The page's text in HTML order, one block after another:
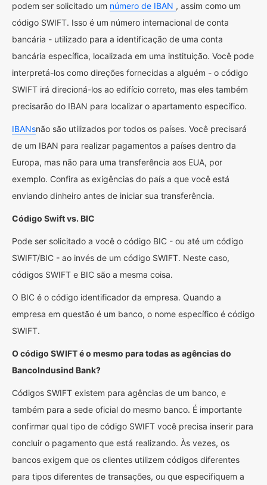
podem ser solicitado um número de IBAN , assim como um
código SWIFT. Isso é um número internacional de conta
bancária - utilizado para a identificação de uma conta
bancária específica, localizada em uma instituição. Você pode
interpretá-los como direções fornecidas a alguém - o código
SWIFT irá direcioná-los ao edifício correto, mas eles também
precisarão do IBAN para localizar o apartamento específico.
IBANsnão são utilizados por todos os países. Você precisará
de um IBAN para realizar pagamentos a países dentro da
Europa, mas não para uma transferência aos EUA, por
exemplo. Confira as exigências do país a que você está
enviando dinheiro antes de iniciar sua transferência.
Código Swift vs. BIC
Pode ser solicitado a você o código BIC - ou até um código
SWIFT/BIC - ao invés de um código SWIFT. Neste caso,
códigos SWIFT e BIC são a mesma coisa.
O BIC é o código identificador da empresa. Quando a
empresa em questão é um banco, o nome específico é código
SWIFT.
O código SWIFT é o mesmo para todas as agências do
BancoIndusind Bank?
Códigos SWIFT existem para agências de um banco, e
também para a sede oficial do mesmo banco. É importante
confirmar qual tipo de código SWIFT você precisa inserir para
concluir o pagamento que está realizando. Às vezes, os
bancos exigem que os clientes utilizem códigos diferentes
para tipos diferentes de transações, ou que especifiquem a